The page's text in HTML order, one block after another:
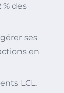
des
ses
en
LCL,